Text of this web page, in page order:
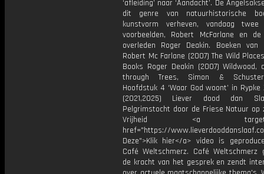
‘afleiding’ naar ‘Aandacht’. De
dit genre van natuurhistorische
kunstvorm verheven, vandaag twee
voorbeelden, Robert McFarlane en
overleden Roger Deakin. Boeken van
Robert Mc Farlane (2007) The Wild
Books Roger Deakin (2007) Wildwood,
through Trees, Simon &
Hoofdstuk 4 ‘Waar God woont’ in Rypke
(2021,2025) Liever dood dan
Pelgrimstocht door de Friese Natuur op
Vrijheid <a
href="https://
Deze">Klik hier</a> video is
Café Weltschmerz. Café Weltschmerz
de kracht van het gesprek en zendt